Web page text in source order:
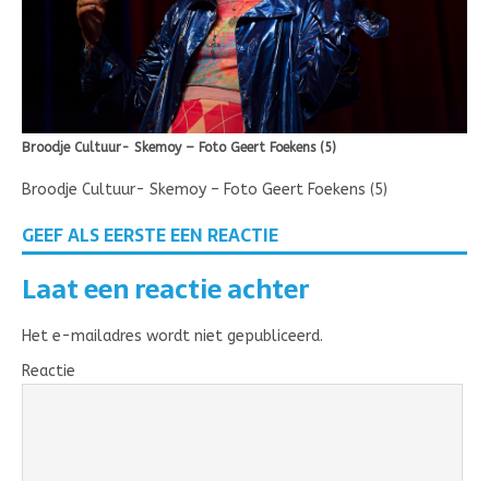
Broodje Cultuur- Skemoy – Foto Geert Foekens (5)
Broodje Cultuur- Skemoy – Foto Geert Foekens (5)
GEEF ALS EERSTE EEN REACTIE
Laat een reactie achter
Het e-mailadres wordt niet gepubliceerd.
Reactie